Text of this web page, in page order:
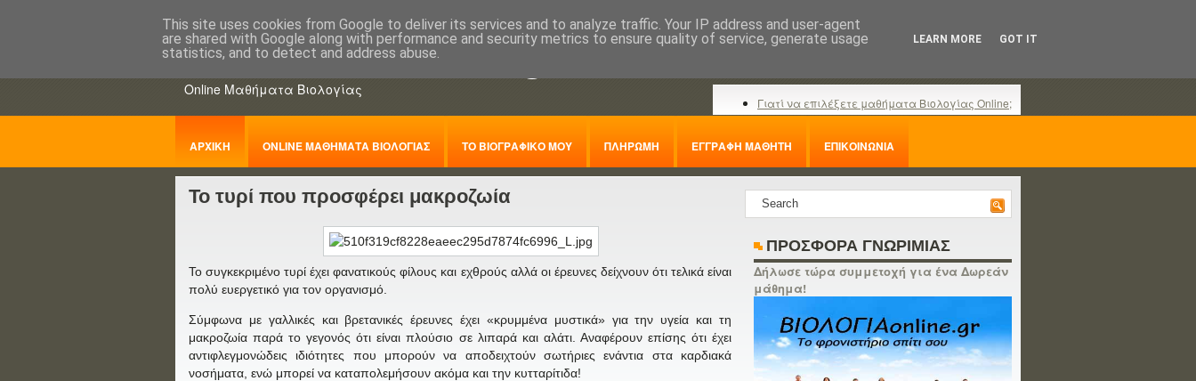
ΒΙΟΛΟΓΙΑonline.gr
Online Μαθήματα Βιολογίας
Γιατί να επιλέξετε μαθήματα Βιολογίας Online;
ΑΡΧΙΚΗ ONLINE ΜΑΘΗΜΑΤΑ ΒΙΟΛΟΓΙΑΣ ΤΟ ΒΙΟΓΡΑΦΙΚΟ ΜΟΥ ΠΛΗΡΩΜΗ ΕΓΓΡΑΦΗ ΜΑΘΗΤΗ ΕΠΙΚΟΙΝΩΝΙΑ
ΠΑΝΕΛΛΑΔΙΚΕΣ
Το τυρί που προσφέρει μακροζωία
Το συγκεκριμένο τυρί έχει φανατικούς φίλους και εχθρούς αλλά οι έρευνες δείχνουν ότι τελικά είναι
πολύ ευεργετικό για τον οργανισμό.
Σύμφωνα με γαλλικές και βρετανικές έρευνες έχει «κρυμμένα μυστικά» για την υγεία και τη
μακροζωία παρά το γεγονός ότι είναι πλούσιο σε λιπαρά και αλάτι. Αναφέρουν επίσης ότι έχει
αντιφλεγμονώδεις ιδιότητες που μπορούν να αποδειχτούν σωτήριες ενάντια στα καρδιακά
νοσήματα, ενώ μπορεί να καταπολεμήσουν ακόμα και την κυτταρίτιδα!
ΠΡΟΣΦΟΡΑ ΓΝΩΡΙΜΙΑΣ
Δήλωσε τώρα συμμετοχή για ένα Δωρεάν
μάθημα!
This site uses cookies from Google to deliver its services and to analyze traffic. Your IP address and user-agent
are shared with Google along with performance and security metrics to ensure quality of service, generate usage
statistics, and to detect and address abuse.
LEARN MORE GOT IT